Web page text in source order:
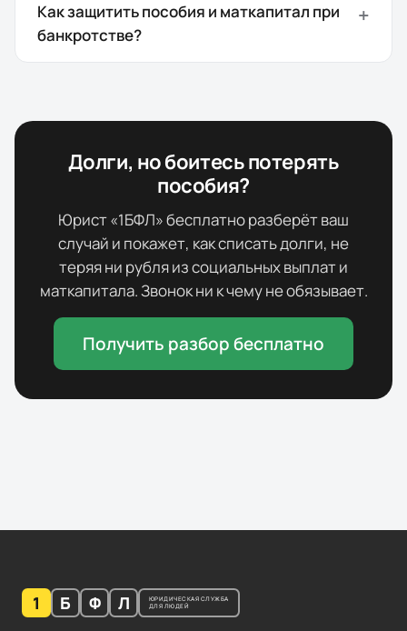
Как защитить пособия и маткапитал при
банкротстве?
Долги, но боитесь потерять
пособия?
Юрист «1БФЛ» бесплатно разберёт ваш
случай и покажет, как списать долги, не
теряя ни рубля из социальных выплат и
маткапитала. Звонок ни к чему не обязывает.
Получить разбор бесплатно
1 Б Ф Л
ЮРИДИЧЕСКАЯ СЛУЖБА
ДЛЯ ЛЮДЕЙ